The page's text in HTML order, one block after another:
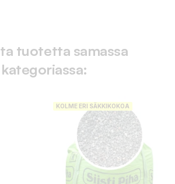
tuotetta samassa
kategoriassa:
KOLME ERI SÄKKIKOKOA